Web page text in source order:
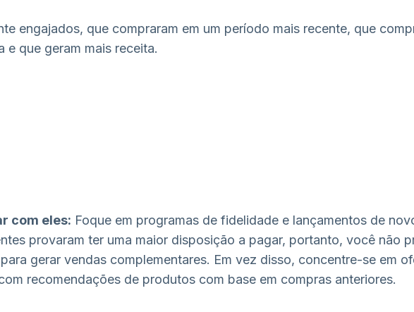
engajados, que compraram em um período mais recente, que
e que geram mais receita.
com eles: Foque em programas de fidelidade e lançamentos de
provaram ter uma maior disposição a pagar, portanto, você não
gerar vendas complementares. Em vez disso, concentre-se em
recomendações de produtos com base em compras anteriores.